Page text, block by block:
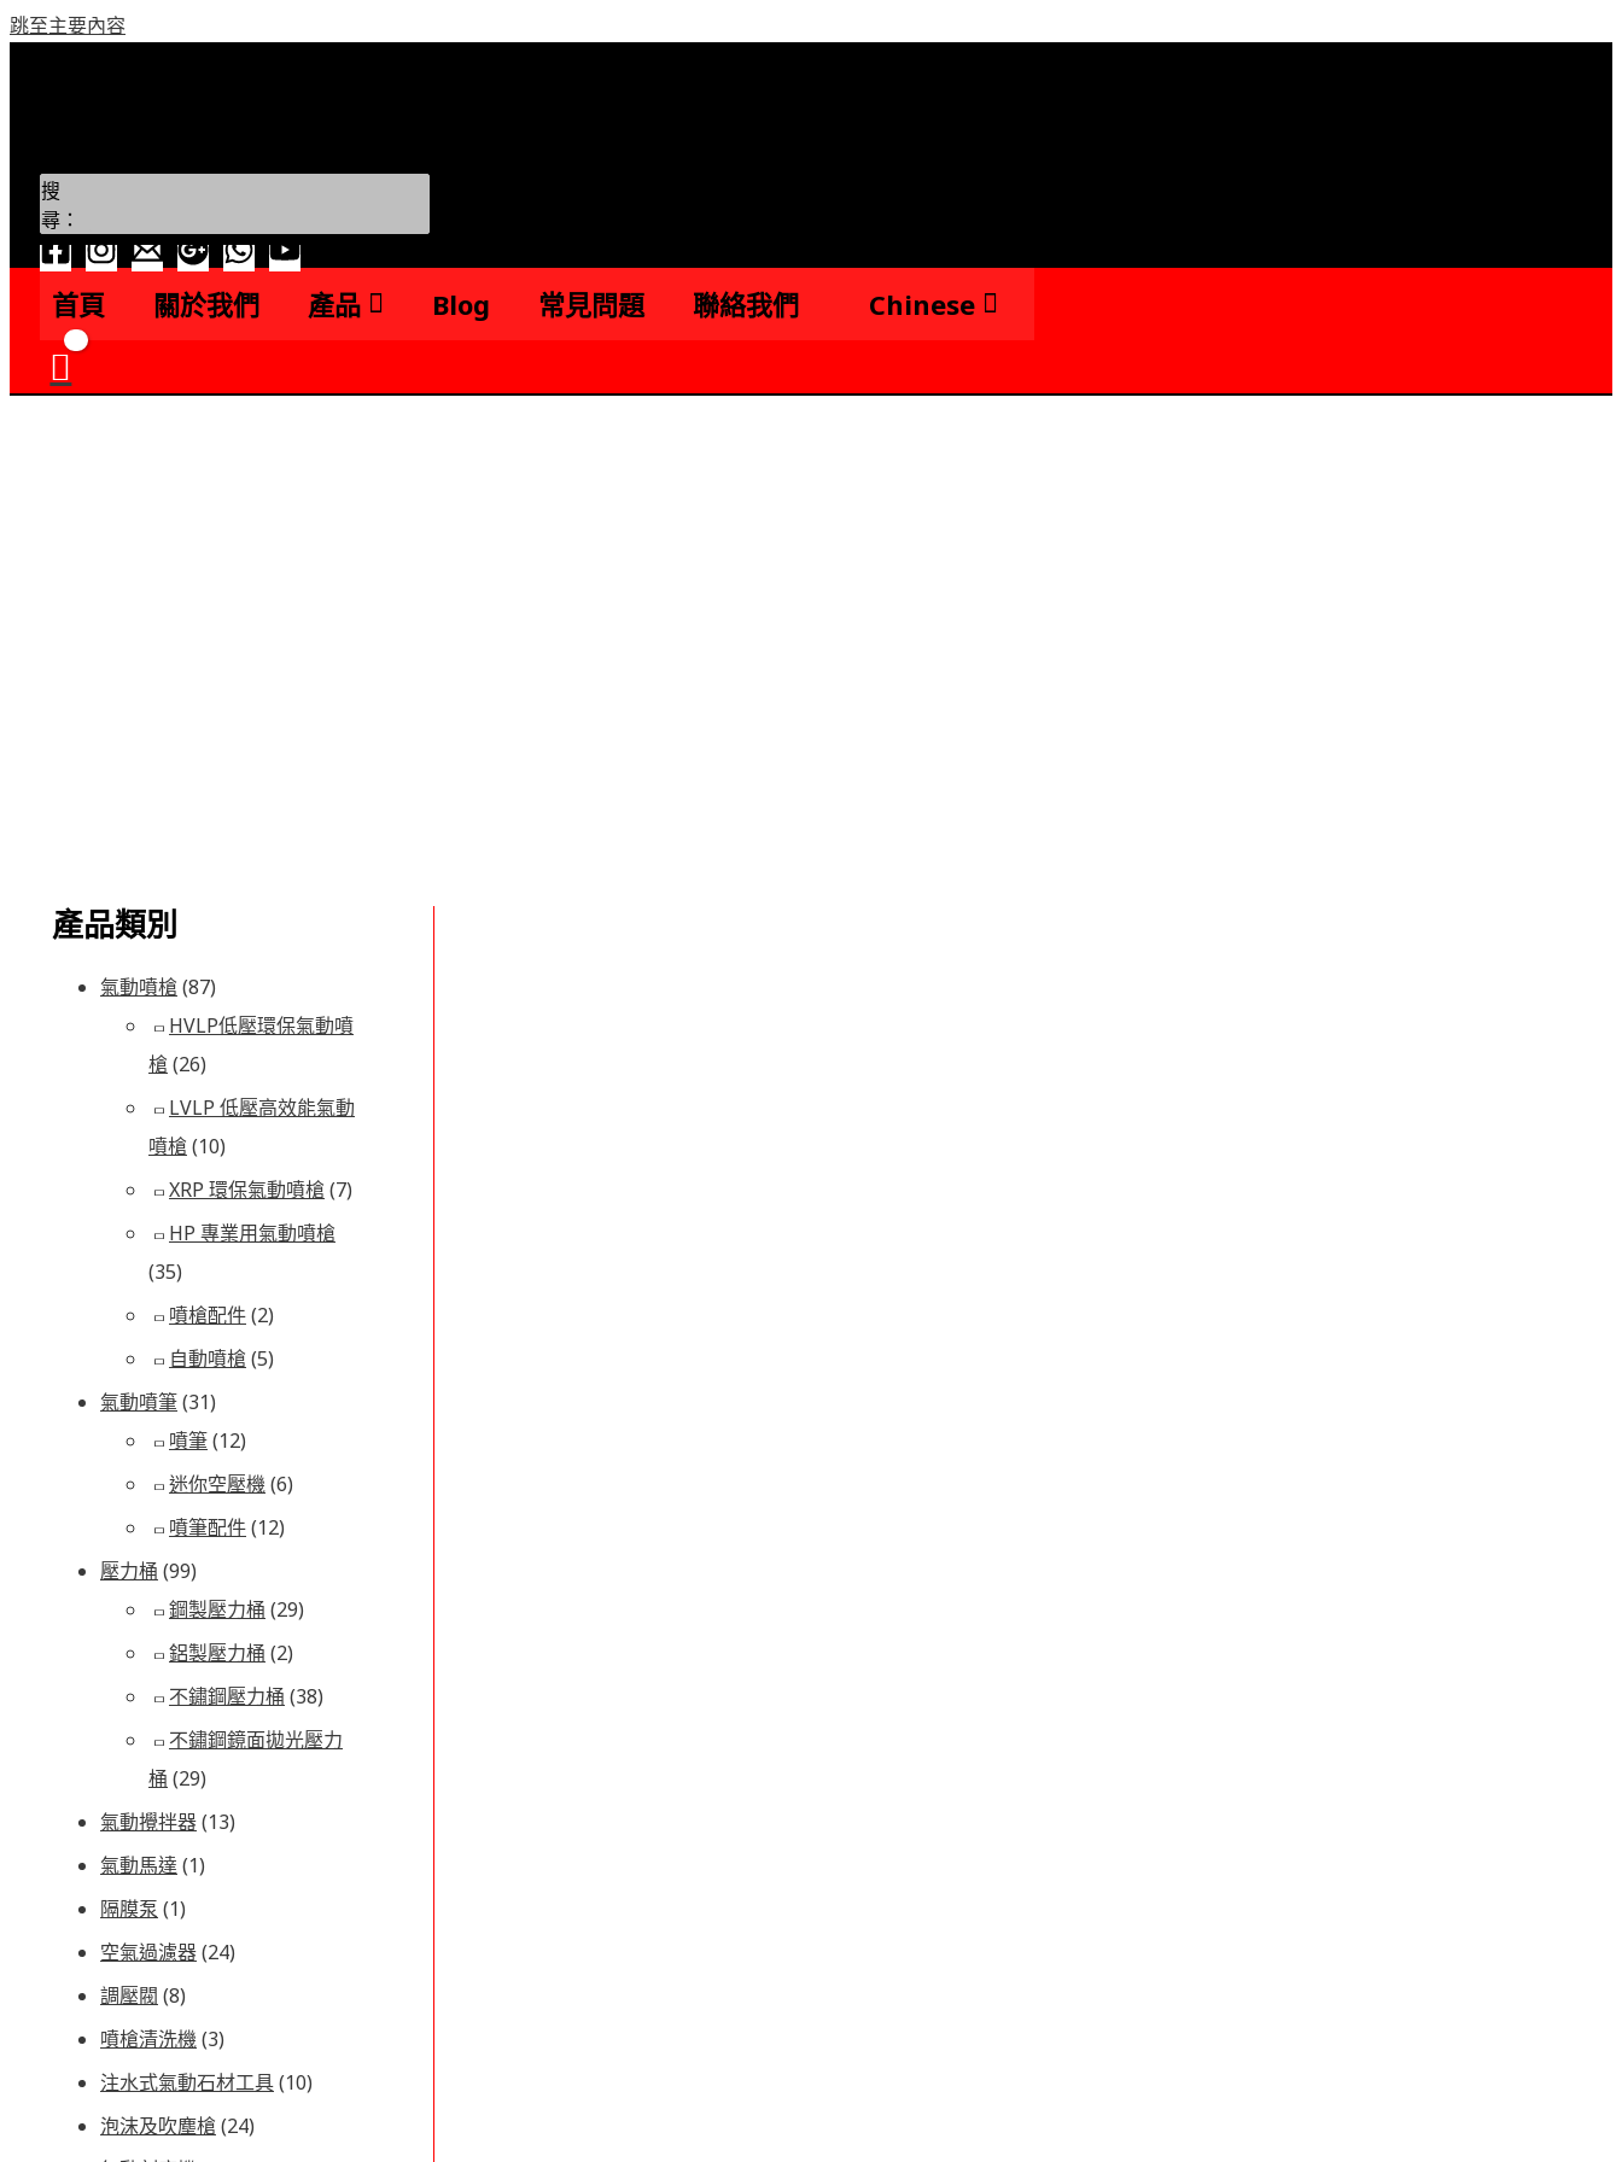
跳至主要內容
搜
尋：
首頁 關於我們 產品 Blog 常見問題 聯絡我們 Chinese
產品類別
氣動噴槍 (87)
HVLP低壓環保氣動噴
槍 (26)
LVLP 低壓高效能氣動
噴槍 (10)
XRP 環保氣動噴槍 (7)
HP 專業用氣動噴槍
(35)
噴槍配件(2)
自動噴槍 (5)
氣動噴筆(31)
噴筆(12)
迷你空壓機(6)
噴筆配件(12)
壓力桶 (99)
鋼製壓力桶 (29)
鋁製壓力桶 (2)
不鏽鋼壓力桶 (38)
不鏽鋼鏡面拋光壓力
桶 (29)
氣動攪拌器(13)
氣動馬達 (1)
隔膜泵 (1)
空氣過濾器(24)
調壓閥 (8)
噴槍清洗機(3)
注水式氣動石材工具(10)
泡沫及吹塵槍 (24)